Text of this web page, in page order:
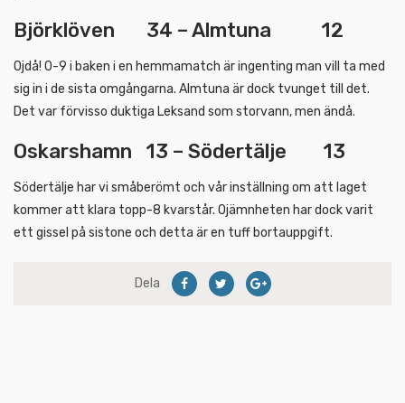
Björklöven 34 – Almtuna 12
Ojdå! 0-9 i baken i en hemmamatch är ingenting man vill ta med
sig in i de sista omgångarna. Almtuna är dock tvunget till det.
Det var förvisso duktiga Leksand som storvann, men ändå.
Oskarshamn 13 – Södertälje 13
Södertälje har vi småberömt och vår inställning om att laget
kommer att klara topp-8 kvarstår. Ojämnheten har dock varit
ett gissel på sistone och detta är en tuff bortauppgift.
Dela